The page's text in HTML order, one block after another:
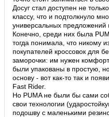
Досуг стал доступен не
классу, что и подтолкнуло
универсальных предложений
Конечно, среди них была
тогда понимала, что никому
покупателей кроссовок для
заморочки: им нужен
были упакованы в простую,
основу - вот как-то так и
Fast Rider.
Но PUMA не были бы сами
свои технологии
подошву с маленькими